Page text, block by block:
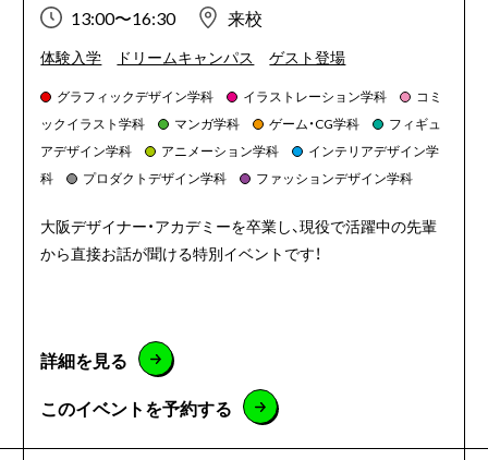
13:00〜16:30
来校
体験入学 ドリームキャンパス ゲスト登場
グラフィックデザイン学科 イラストレーション学科
コミ
ックイラスト学科
マンガ学科 ゲーム・CG学科
フィギュ
アデザイン学科
アニメーション学科
インテリアデザイン学
科
プロダクトデザイン学科 ファッションデザイン学科
大阪デザイナー・アカデミーを卒業し、現役で活躍中の先輩
から直接お話が聞ける特別イベントです！
詳細を見る
このイベントを予約する